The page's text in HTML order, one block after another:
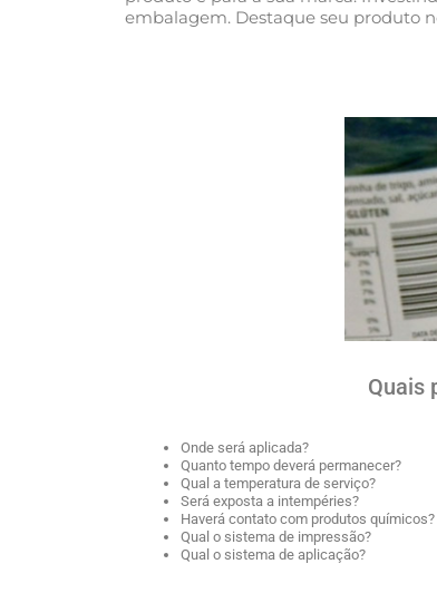
embalagem. Destaque seu produto
Quais
Onde será aplicada?
Quanto tempo deverá permanecer?
Qual a temperatura de serviço?
Será exposta a intempéries?
Haverá contato com produtos químicos?
Qual o sistema de impressão?
Qual o sistema de aplicação?